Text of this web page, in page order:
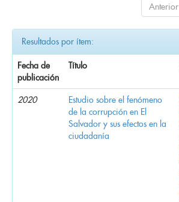
Anterior
Resultados por ítem:
Fecha de
publicación
Título
2020
Estudio sobre el fenómeno
de la corrupción en El
Salvador y sus efectos en la
ciudadanía